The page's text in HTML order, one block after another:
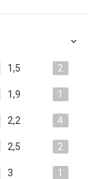
1,5 2
1,9 1
2,2 4
2,5 2
3 1